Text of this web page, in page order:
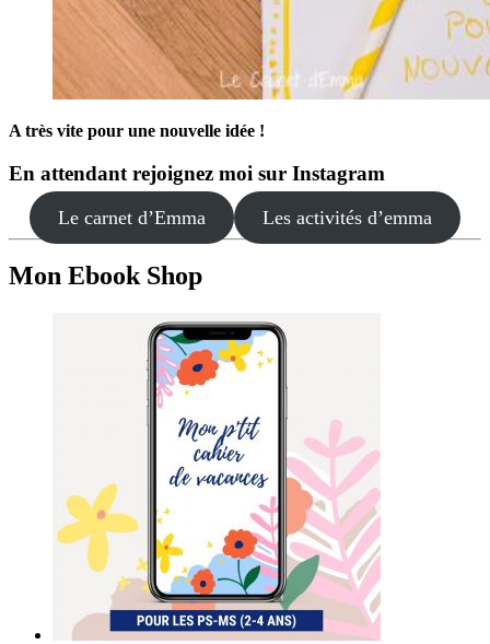
A très vite pour une nouvelle idée !
En attendant rejoignez moi sur Instagram
Le carnet d’Emma Les activités d’emma
Mon Ebook Shop